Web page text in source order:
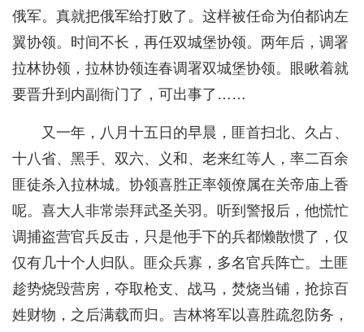
俄军。真就把俄军给打败了。这样被任命为伯都讷左
翼协领。时间不长，再任双城堡协领。两年后，调署
拉林协领，拉林协领连春调署双城堡协领。眼瞅着就
要晋升到内副衙门了，可出事了……
又一年，八月十五日的早晨，匪首扫北、久占、
十八省、黑手、双六、义和、老来红等人，率二百余
匪徒杀入拉林城。协领喜胜正率领僚属在关帝庙上香
呢。喜大人非常崇拜武圣关羽。听到警报后，他慌忙
调捕盗营官兵反击，只是他手下的兵都懒散惯了，仅
仅有几十个人归队。匪众兵寡，多名官兵阵亡。土匪
趁势烧毁营房，夺取枪支、战马，焚烧当铺，抢掠百
姓财物，之后满载而归。吉林将军以喜胜疏忽防务，